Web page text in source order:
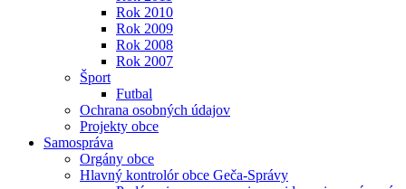
Rok 2010
Rok 2009
Rok 2008
Rok 2007
Šport
Futbal
Ochrana osobných údajov
Projekty obce
Samospráva
Orgány obce
Hlavný kontrolór obce Geča-Správy